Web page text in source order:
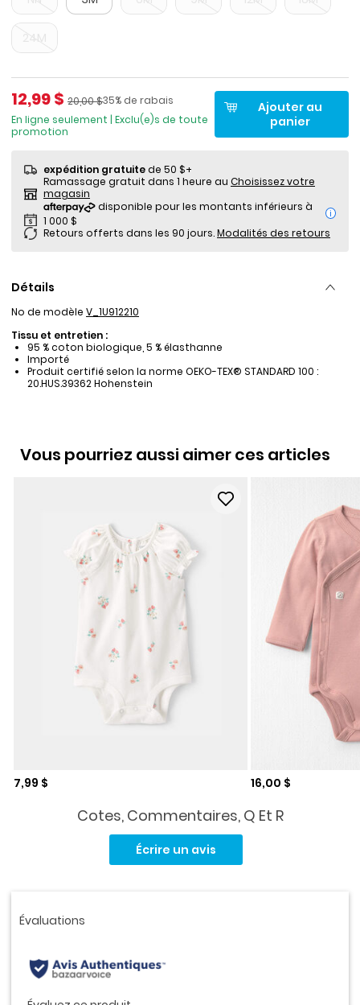
Prix de solde
12,99 $ Pourcentage de rabais
35% de rabais
Prix ​​de détail suggéré par le fabricant
20,00 $
En ligne seulement | Exclu(e)s de toute
promotion
Ajouter au
panier
expédition gratuitede 50 $+
Ramassage gratuit dans 1 heure au Choisissez votre
magasin
i
Retours offerts dans les 90 jours.Modalités des retours
Détails
No de modèle V_1U912210
Tissu et entretien :
95 % coton biologique, 5 % élasthanne
Importé
Produit certifié selon la norme OEKO-TEX® STANDARD 100 :
20.HUS.39362 Hohenstein
Vous pourriez aussi aimer ces articles
Prix de solde
7,99 $ Prix de solde
16,00 $
Cotes, Commentaires, Q Et R
la
Écrire un avis